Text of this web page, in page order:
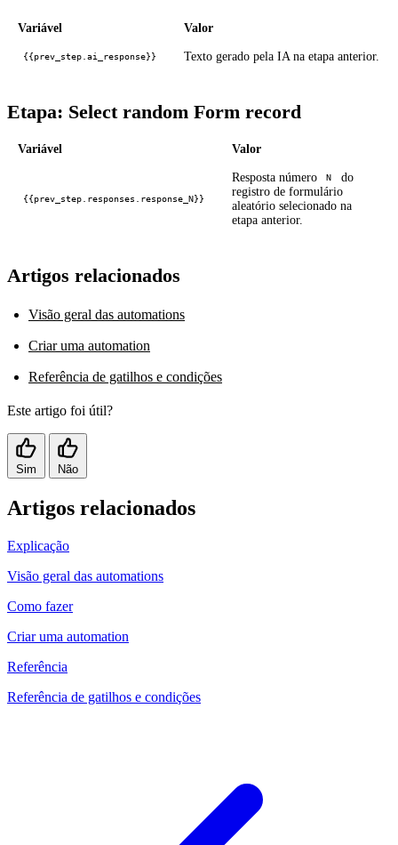
Variável Valor
{{prev_step.ai_response}} Texto gerado pela IA na etapa anterior.
Etapa: Select random Form record
Variável Valor
{{prev_step.responses.response_N}}
Resposta número N
do
registro de formulário
aleatório selecionado na
etapa anterior.
Artigos relacionados
Visão geral das automations
Criar uma automation
Referência de gatilhos e condições
Este artigo foi útil?
Sim Não
Artigos relacionados
Explicação
Visão geral das automations
Como fazer
Criar uma automation
Referência
Referência de gatilhos e condições